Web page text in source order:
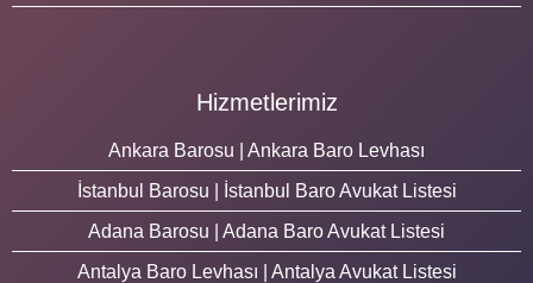
Hizmetlerimiz
Ankara Barosu | Ankara Baro Levhası
İstanbul Barosu | İstanbul Baro Avukat Listesi
Adana Barosu | Adana Baro Avukat Listesi
Antalya Baro Levhası | Antalya Avukat Listesi